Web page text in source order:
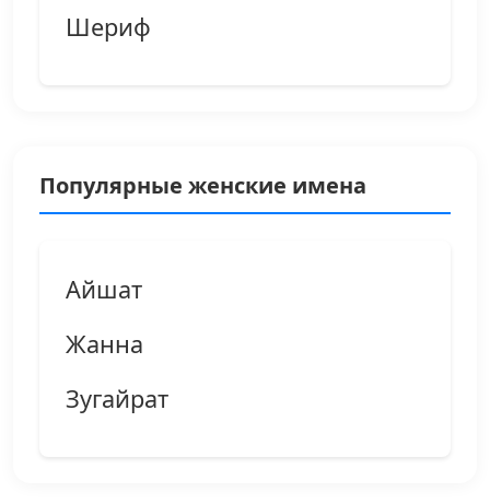
Шериф
Популярные женские имена
Айшат
Жанна
Зугайрат